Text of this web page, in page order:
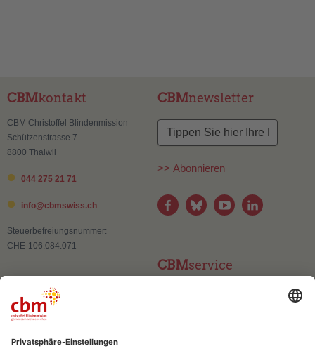
CBMkontakt
CBM Christoffel Blindenmission
Schützenstrasse 7
8800 Thalwil
044 275 21 71
info@cbmswiss.ch
Steuerbefreiungsnummer:
CHE-106.084.071
CBMnewsletter
>> Abonnieren
CBMservice